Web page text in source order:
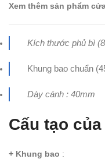
Xem thêm sản phẩm
Kích thước phủ bì
Khung bao chuẩn
Dày cánh : 40mm
Cấu tạo của
+ Khung bao :